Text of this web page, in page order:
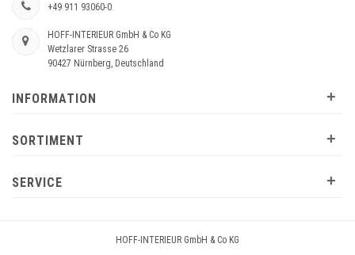
+49 911 93060-0
HOFF-INTERIEUR GmbH & Co KG
Wetzlarer Strasse 26
90427 Nürnberg, Deutschland
INFORMATION +
SORTIMENT +
SERVICE +
HOFF-INTERIEUR GmbH & Co KG